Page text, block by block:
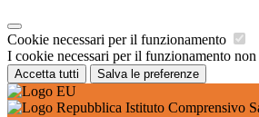
Cookie necessari per il funzionamento
I cookie necessari per il funzionamento
Accetta tutti Salva le preferenze
Istituto Comprensivo